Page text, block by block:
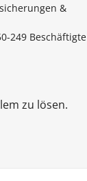
&
249 Beschäftigte
zu lösen.